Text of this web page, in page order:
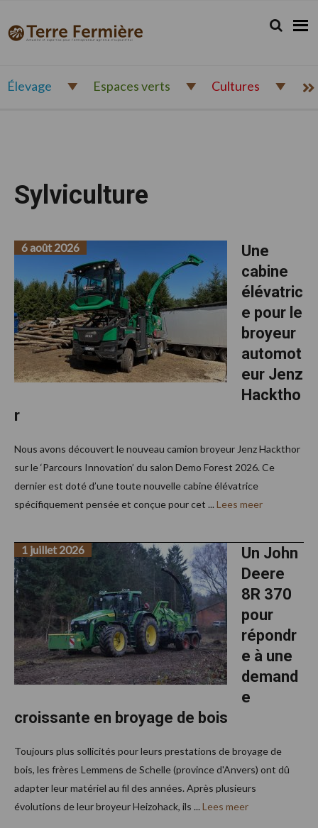
navigation
contenu
principal
pied
de
Terre
Fermière
Actualité
et
pour
Élevage Espaces verts Cultures
Sylviculture
Une
cabine
élévatric
e pour le
broyeur
automot
eur Jenz
Hacktho
r
6 août 2026
Nous avons découvert le nouveau camion broyeur Jenz Hackthor
sur le ‘Parcours Innovation’ du salon Demo Forest 2026. Ce
dernier est doté d’une toute nouvelle cabine élévatrice
spécifiquement pensée et conçue pour cet ... Lees meer
Un John
Deere
8R 370
pour
répondr
e à une
demand
e
croissante en broyage de bois
1 juillet 2026
Toujours plus sollicités pour leurs prestations de broyage de
bois, les frères Lemmens de Schelle (province d'Anvers) ont dû
adapter leur matériel au fil des années. Après plusieurs
évolutions de leur broyeur Heizohack, ils ... Lees meer